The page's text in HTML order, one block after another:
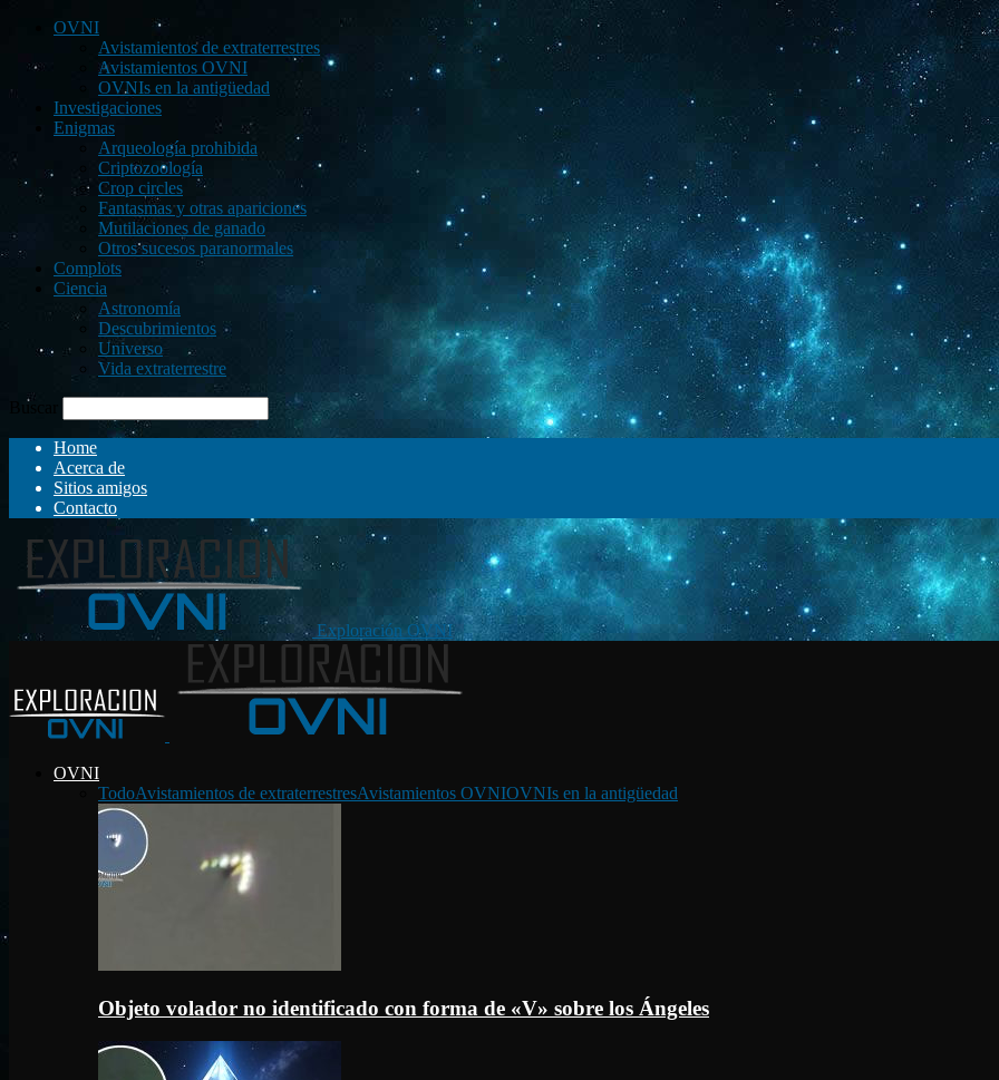
OVNI
Avistamientos de extraterrestres
Avistamientos OVNI
OVNIs en la antigüedad
Investigaciones
Enigmas
Arqueología prohibida
Criptozoología
Crop circles
Fantasmas y otras apariciones
Mutilaciones de ganado
Otros sucesos paranormales
Complots
Ciencia
Astronomía
Descubrimientos
Universo
Vida extraterrestre
Buscar
Home
Acerca de
Sitios amigos
Contacto
Exploración OVNI
OVNI
TodoAvistamientos de extraterrestresAvistamientos OVNIOVNIs en la antigüedad
Objeto volador no identificado con forma de «V» sobre los Ángeles